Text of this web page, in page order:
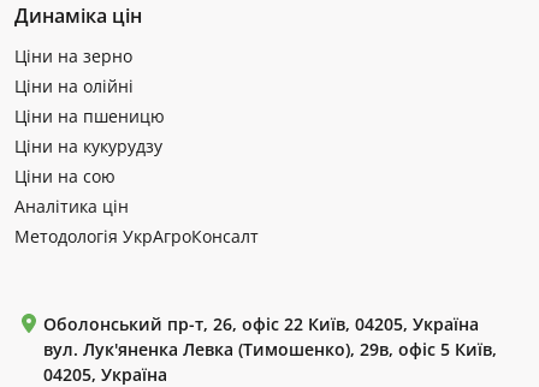
Динаміка цін
Ціни на зерно
Ціни на олійні
Ціни на пшеницю
Ціни на кукурудзу
Ціни на сою
Аналітика цін
Методологія УкрАгроКонсалт
Оболонський пр-т, 26, офіс 22 Київ, 04205, Україна
вул. Лук'яненка Левка (Тимошенко), 29в, офіс 5 Київ,
04205, Україна